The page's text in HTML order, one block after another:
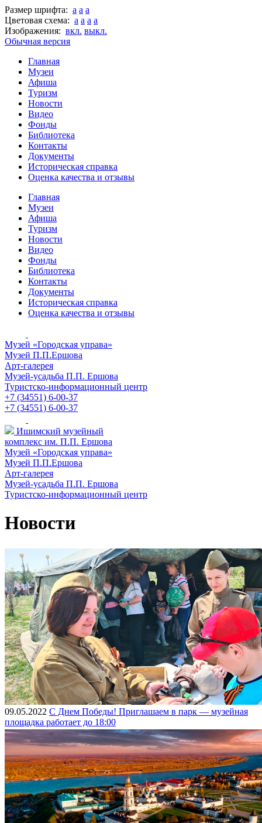
Размер шрифта: a a a
Цветовая схема: a a a a
Изображения: вкл. выкл.
Обычная версия
Главная
Музеи
Афиша
Туризм
Новости
Видео
Фонды
Библиотека
Контакты
Документы
Историческая справка
Оценка качества и отзывы
Главная
Музеи
Афиша
Туризм
Новости
Видео
Фонды
Библиотека
Контакты
Документы
Историческая справка
Оценка качества и отзывы
Музей «Городская управа»
Музей П.П.Ершова
Арт-галерея
Музей-усадьба П.П. Ершова
Туристско-информационный центр
+7 (34551) 6-00-37
+7 (34551) 6-00-37
Ишимский музейный
комплекс им. П.П. Ершова
Музей «Городская управа»
Музей П.П.Ершова
Арт-галерея
Музей-усадьба П.П. Ершова
Туристско-информационный центр
Новости
09.05.2022 С Днем Победы! Приглашаем в парк — музейная
площадка работает до 18:00